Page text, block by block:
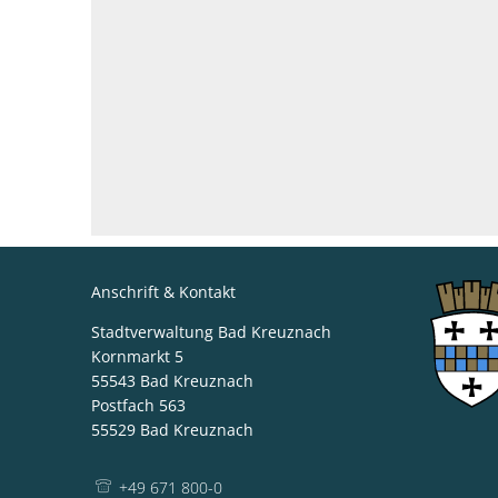
Anschrift & Kontakt
Stadtverwaltung Bad Kreuznach
Kornmarkt 5
55543 Bad Kreuznach
Postfach 563
55529 Bad Kreuznach
+49 671 800-0